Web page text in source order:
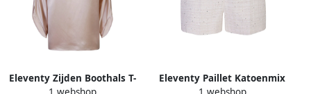
Eleventy Zijden Boothals T-
Eleventy Paillet Katoenmix